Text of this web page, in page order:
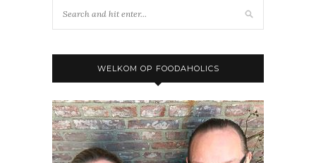
WELKOM OP FOODAHOLICS